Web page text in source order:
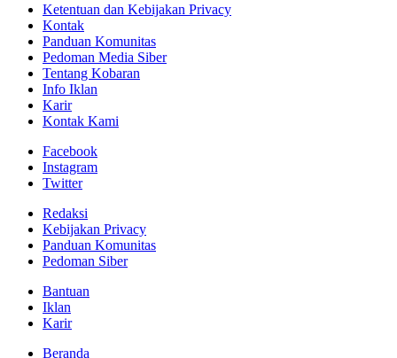
Ketentuan dan Kebijakan Privacy
Kontak
Panduan Komunitas
Pedoman Media Siber
Tentang Kobaran
Info Iklan
Karir
Kontak Kami
Facebook
Instagram
Twitter
Redaksi
Kebijakan Privacy
Panduan Komunitas
Pedoman Siber
Bantuan
Iklan
Karir
Beranda